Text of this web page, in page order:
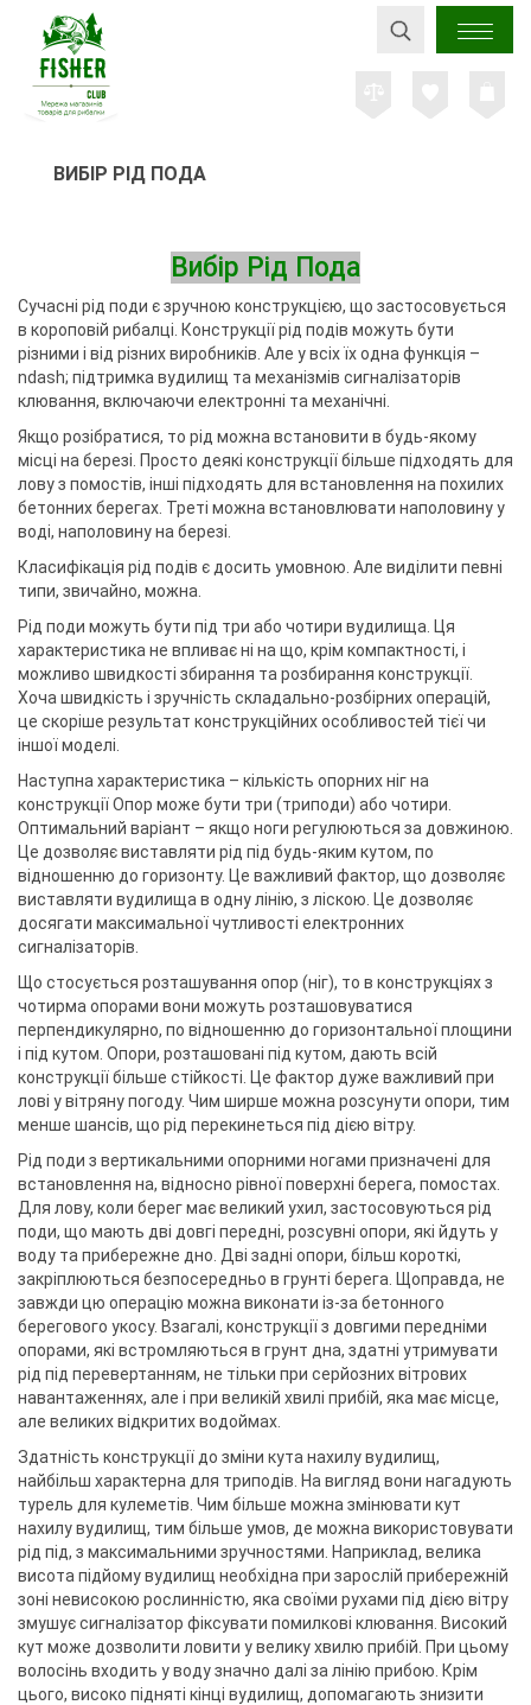
ВИБІР РІД ПОДА
Вибір Рід Пода
Сучасні рід поди є зручною конструкцією, що застосовується
в короповій рибалці. Конструкції рід подів можуть бути
різними і від різних виробників. Але у всіх їх одна функція –
ndash; підтримка вудилищ та механізмів сигналізаторів
клювання, включаючи електронні та механічні.
Якщо розібратися, то рід можна встановити в будь-якому
місці на березі. Просто деякі конструкції більше підходять для
лову з помостів, інші підходять для встановлення на похилих
бетонних берегах. Треті можна встановлювати наполовину у
воді, наполовину на березі.
Класифікація рід подів є досить умовною. Але виділити певні
типи, звичайно, можна.
Рід поди можуть бути під три або чотири вудилища. Ця
характеристика не впливає ні на що, крім компактності, і
можливо швидкості збирання та розбирання конструкції.
Хоча швидкість і зручність складально-розбірних операцій,
це скоріше результат конструкційних особливостей тієї чи
іншої моделі.
Наступна характеристика – кількість опорних ніг на
конструкції Опор може бути три (триподи) або чотири.
Оптимальний варіант – якщо ноги регулюються за довжиною.
Це дозволяє виставляти рід під будь-яким кутом, по
відношенню до горизонту. Це важливий фактор, що дозволяє
виставляти вудилища в одну лінію, з ліскою. Це дозволяє
досягати максимальної чутливості електронних
сигналізаторів.
Що стосується розташування опор (ніг), то в конструкціях з
чотирма опорами вони можуть розташовуватися
перпендикулярно, по відношенню до горизонтальної площини
і під кутом. Опори, розташовані під кутом, дають всій
конструкції більше стійкості. Це фактор дуже важливий при
лові у вітряну погоду. Чим ширше можна розсунути опори, тим
менше шансів, що рід перекинеться під дією вітру.
Рід поди з вертикальними опорними ногами призначені для
встановлення на, відносно рівної поверхні берега, помостах.
Для лову, коли берег має великий ухил, застосовуються рід
поди, що мають дві довгі передні, розсувні опори, які йдуть у
воду та прибережне дно. Дві задні опори, більш короткі,
закріплюються безпосередньо в грунті берега. Щоправда, не
завжди цю операцію можна виконати із-за бетонного
берегового укосу. Взагалі, конструкції з довгими передніми
опорами, які встромляються в грунт дна, здатні утримувати
рід під перевертанням, не тільки при серйозних вітрових
навантаженнях, але і при великій хвилі прибій, яка має місце,
але великих відкритих водоймах.
Здатність конструкції до зміни кута нахилу вудилищ,
найбільш характерна для триподів. На вигляд вони нагадують
турель для кулеметів. Чим більше можна змінювати кут
нахилу вудилищ, тим більше умов, де можна використовувати
рід під, з максимальними зручностями. Наприклад, велика
висота підйому вудилищ необхідна при зарослій прибережній
зоні невисокою рослинністю, яка своїми рухами під дією вітру
змушує сигналізатор фіксувати помилкові клювання. Високий
кут може дозволити ловити у велику хвилю прибій. При цьому
волосінь входить у воду значно далі за лінію прибою. Крім
цього, високо підняті кінці вудилищ, допомагають знизити